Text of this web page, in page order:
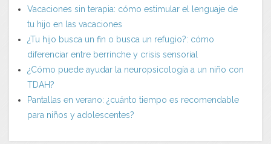
Vacaciones sin terapia: cómo estimular el lenguaje de
tu hijo en las vacaciones
¿Tu hijo busca un fin o busca un refugio?: cómo
diferenciar entre berrinche y crisis sensorial
¿Cómo puede ayudar la neuropsicología a un niño con
TDAH?
Pantallas en verano: ¿cuánto tiempo es recomendable
para niños y adolescentes?